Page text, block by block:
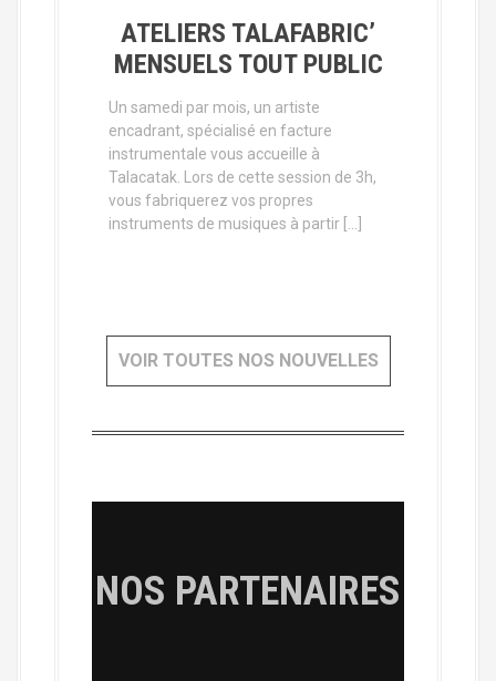
ATELIERS TALAFABRIC’
MENSUELS TOUT PUBLIC
Un samedi par mois, un artiste
encadrant, spécialisé en facture
instrumentale vous accueille à
Talacatak. Lors de cette session de 3h,
vous fabriquerez vos propres
instruments de musiques à partir […]
VOIR TOUTES NOS NOUVELLES
NOS PARTENAIRES